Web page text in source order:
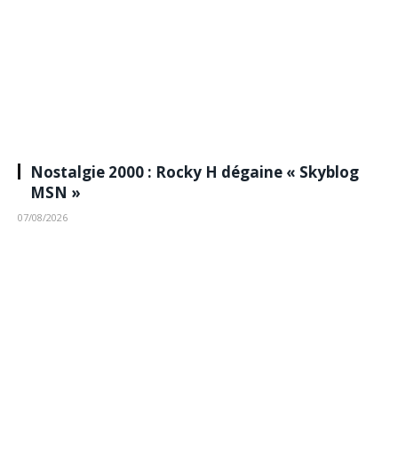
Nostalgie 2000 : Rocky H dégaine « Skyblog
MSN »
07/08/2026